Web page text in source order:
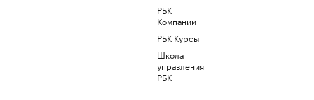
РБК
Компании
РБК Курсы
Школа
управления
РБК